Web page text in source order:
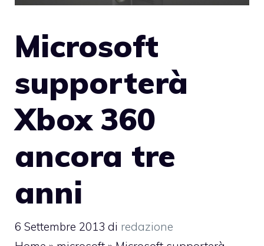
Microsoft
supporterà
Xbox 360
ancora tre
anni
6 Settembre 2013 di redazione